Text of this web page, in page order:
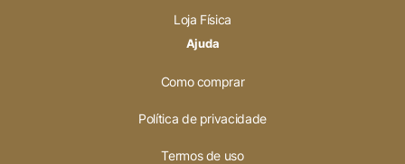
Loja Física
Ajuda
Como comprar
Política de privacidade
Termos de uso